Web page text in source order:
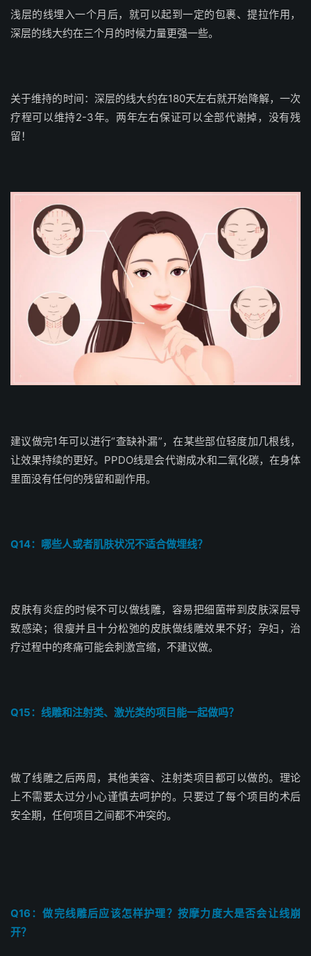
浅层的线埋入一个月后，就可以起到一定的包裹、提拉作用，
深层的线大约在三个月的时候力量更强一些。
关于维持的时间：深层的线大约在180天左右就开始降解，一次
疗程可以维持2-3年。两年左右保证可以全部代谢掉，没有残
留！
建议做完1年可以进行“查缺补漏”，在某些部位轻度加几根线，
让效果持续的更好。PPDO线是会代谢成水和二氧化碳，在身体
里面没有任何的残留和副作用。
Q14：哪些人或者肌肤状况不适合做埋线？
皮肤有炎症的时候不可以做线雕，容易把细菌带到皮肤深层导
致感染；很瘦并且十分松弛的皮肤做线雕效果不好；孕妇，治
疗过程中的疼痛可能会刺激宫缩，不建议做。
Q15：线雕和注射类、激光类的项目能一起做吗？
做了线雕之后两周，其他美容、注射类项目都可以做的。理论
上不需要太过分小心谨慎去呵护的。只要过了每个项目的术后
安全期，任何项目之间都不冲突的。
Q16：做完线雕后应该怎样护理？按摩力度大是否会让线崩
开？